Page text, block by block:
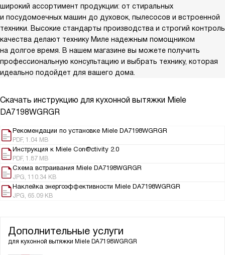
широкий ассортимент продукции: от стиральных
и посудомоечных машин до духовок, пылесосов и встроенной
техники. Высокие стандарты производства и строгий контроль
качества делают технику Миле надежным помощником
на долгое время. В нашем магазине вы можете получить
профессиональную консультацию и выбрать технику, которая
идеально подойдет для вашего дома.
Скачать инструкцию для кухонной вытяжки Miele
DA7198WGRGR
Рекомендации по установке Miele DA7198WGRGR
PDF, 1.04 MB
Инструкция к Miele Con@ctivity 2.0
PDF, 1.87 MB
Схема встраивания Miele DA7198WGRGR
JPG, 110.34 KB
Наклейка энергоэффективности Miele DA7198WGRGR
JPG, 65.09 KB
Дополнительные услуги
для кухонной вытяжки Miele DA7198WGRGR